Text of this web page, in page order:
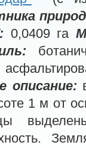
0,0409 га
описание:
1 м от